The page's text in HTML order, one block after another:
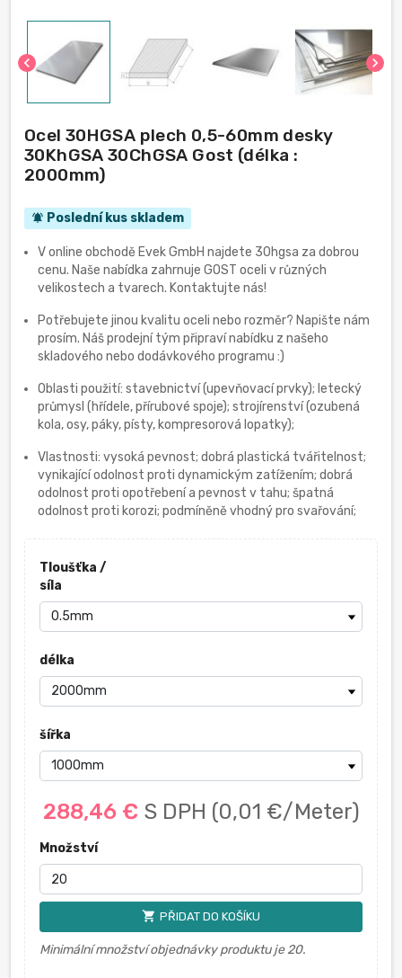
chevron_left chevron_right
Ocel 30HGSA plech 0,5-60mm desky
30KhGSA 30ChGSA Gost (délka :
2000mm)
notifications_active Poslední kus skladem
V online obchodě Evek GmbH najdete 30hgsa za dobrou
cenu. Naše nabídka zahrnuje GOST oceli v různých
velikostech a tvarech. Kontaktujte nás!
Potřebujete jinou kvalitu oceli nebo rozměr? Napište nám
prosím. Náš prodejní tým připraví nabídku z našeho
skladového nebo dodávkového programu :)
Oblasti použití: stavebnictví (upevňovací prvky); letecký
průmysl (hřídele, přírubové spoje); strojírenství (ozubená
kola, osy, páky, písty, kompresorová lopatky);
Vlastnosti: vysoká pevnost; dobrá plastická tvářitelnost;
vynikající odolnost proti dynamickým zatížením; dobrá
odolnost proti opotřebení a pevnost v tahu; špatná
odolnost proti korozi; podmíněně vhodný pro svařování;
Tloušťka /
síla
délka
šířka
288,46 € S DPH (0,01 €/Meter)
Množství
shopping_cart PŘIDAT DO KOŠÍKU
Minimální množství objednávky produktu je 20.